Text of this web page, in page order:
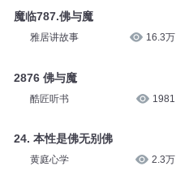
魔临787.佛与魔
雅居讲故事 16.3万
2876 佛与魔
酷匠听书 1981
24. 本性是佛无别佛
黄庭心学 2.3万